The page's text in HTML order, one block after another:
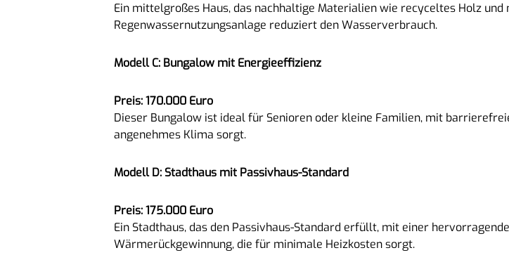
Ein mittelgroßes Haus, das nachhaltige Materialien wie recyceltes Holz
Regenwassernutzungsanlage reduziert den Wasserverbrauch.
Modell C: Bungalow mit Energieeffizienz
Preis: 170.000 Euro
Dieser Bungalow ist ideal für Senioren oder kleine Familien, mit
angenehmes Klima sorgt.
Modell D: Stadthaus mit Passivhaus-Standard
Preis: 175.000 Euro
Ein Stadthaus, das den Passivhaus-Standard erfüllt, mit einer
Wärmerückgewinnung, die für minimale Heizkosten sorgt.